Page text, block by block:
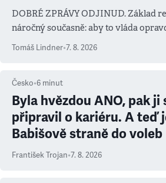
DOBRÉ ZPRÁVY ODJINUD. Základ
náročný současně: aby to vláda
prioritu
Tomáš Lindner•7. 8. 2026
Česko•6 minut
Byla hvězdou ANO, pak ji
připravil o kariéru. A teď
Babišově straně do voleb
František Trojan•7. 8. 2026